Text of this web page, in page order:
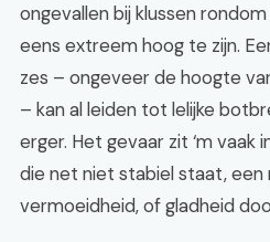
ongevallen bij klussen
eens extreem hoog te zijn.
zes – ongeveer de hoogte
– kan al leiden tot lelijke
erger. Het gevaar zit ‘m vaak
die net niet stabiel staat, een
vermoeidheid, of gladheid